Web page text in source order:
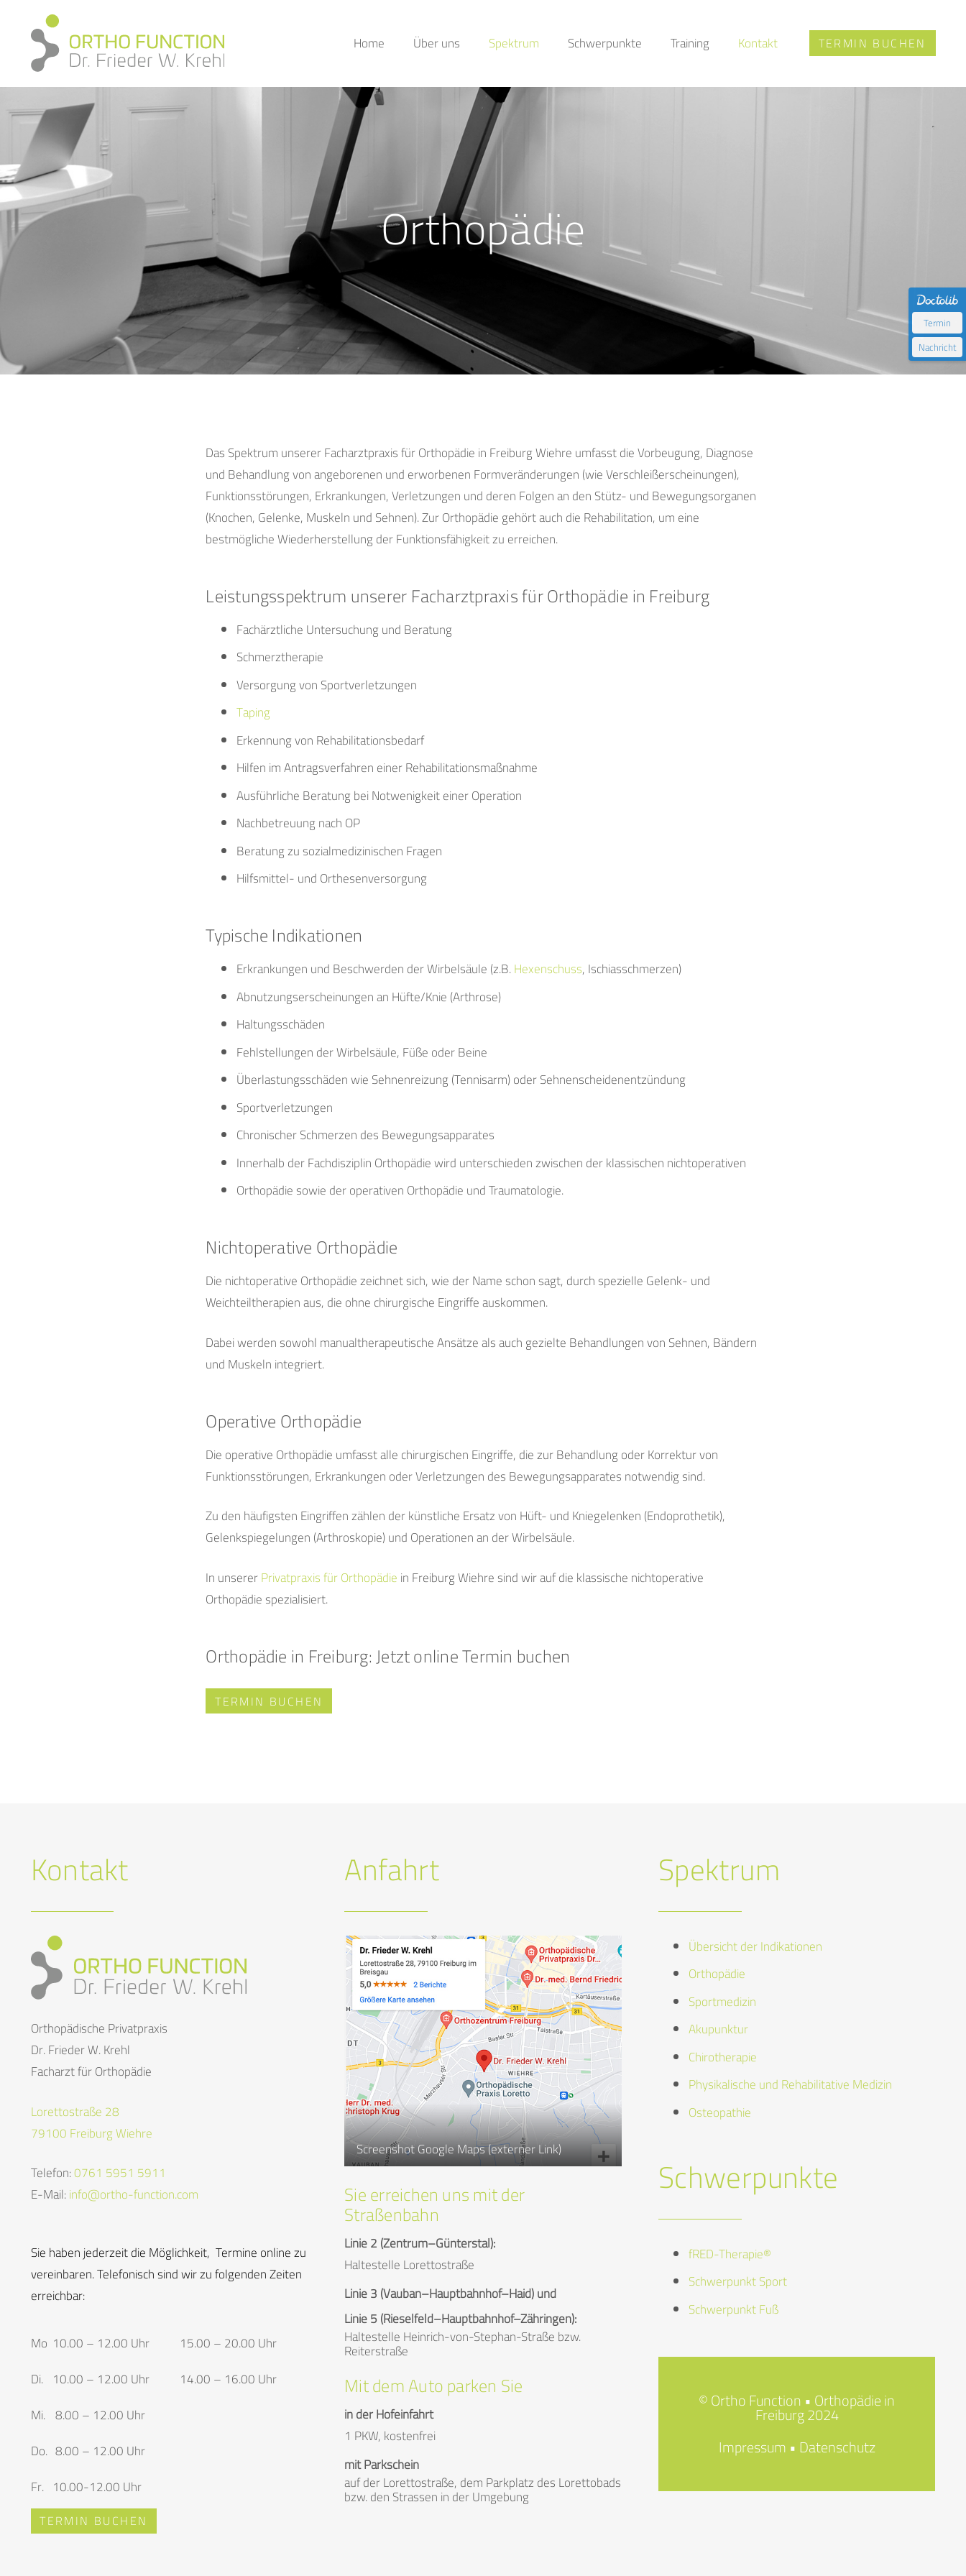
Home Über uns Spektrum Schwerpunkte Training Kontakt TERMIN BUCHEN
Orthopädie
Das Spektrum unserer Facharztpraxis für Orthopädie in Freiburg Wiehre umfasst die Vorbeugung, Diagnose
und Behandlung von angeborenen und erworbenen Formveränderungen (wie Verschleißerscheinungen),
Funktionsstörungen, Erkrankungen, Verletzungen und deren Folgen an den Stütz- und Bewegungsorganen
(Knochen, Gelenke, Muskeln und Sehnen). Zur Orthopädie gehört auch die Rehabilitation, um eine
bestmögliche Wiederherstellung der Funktionsfähigkeit zu erreichen.
Leistungsspektrum unserer Facharztpraxis für Orthopädie in Freiburg
Fachärztliche Untersuchung und Beratung
Schmerztherapie
Versorgung von Sportverletzungen
Taping
Erkennung von Rehabilitationsbedarf
Hilfen im Antragsverfahren einer Rehabilitationsmaßnahme
Ausführliche Beratung bei Notwenigkeit einer Operation
Nachbetreuung nach OP
Beratung zu sozialmedizinischen Fragen
Hilfsmittel- und Orthesenversorgung
Typische Indikationen
Erkrankungen und Beschwerden der Wirbelsäule (z.B.Hexenschuss, Ischiasschmerzen)
Abnutzungserscheinungen an Hüfte/Knie (Arthrose)
Haltungsschäden
Fehlstellungen der Wirbelsäule, Füße oder Beine
Überlastungsschäden wie Sehnenreizung (Tennisarm) oder Sehnenscheidenentzündung
Sportverletzungen
Chronischer Schmerzen des Bewegungsapparates
Innerhalb der Fachdisziplin Orthopädie wird unterschieden zwischen der klassischen nichtoperativen
Orthopädie sowie der operativen Orthopädie und Traumatologie.
Nichtoperative Orthopädie
Die nichtoperative Orthopädie zeichnet sich, wie der Name schon sagt, durch spezielle Gelenk- und
Weichteiltherapien aus, die ohne chirurgische Eingriffe auskommen.
Dabei werden sowohl manualtherapeutische Ansätze als auch gezielte Behandlungen von Sehnen, Bändern
und Muskeln integriert.
Operative Orthopädie
Die operative Orthopädie umfasst alle chirurgischen Eingriffe, die zur Behandlung oder Korrektur von
Funktionsstörungen, Erkrankungen oder Verletzungen des Bewegungsapparates notwendig sind.
Zu den häufigsten Eingriffen zählen der künstliche Ersatz von Hüft- und Kniegelenken (Endoprothetik),
Gelenkspiegelungen (Arthroskopie) und Operationen an der Wirbelsäule.
In unsererPrivatpraxis für Orthopädiein Freiburg Wiehre sind wir auf die klassische nichtoperative
Orthopädie spezialisiert.
Orthopädie in Freiburg: Jetzt online Termin buchen
TERMIN BUCHEN
Kontakt
Orthopädische Privatpraxis
Dr. Frieder W. Krehl
Facharzt für Orthopädie
Lorettostraße 28
79100 Freiburg Wiehre
Telefon:0761 5951 5911
E-Mail:info@ortho-function.com
Sie haben jederzeit die Möglichkeit, Termine online zu
vereinbaren. Telefonisch sind wir zu folgenden Zeiten
erreichbar:
Mo 10.00 – 12.00 Uhr
15.00 – 20.00 Uhr
Di. 10.00 – 12.00 Uhr
14.00 – 16.00 Uhr
Mi. 8.00 – 12.00 Uhr
Do. 8.00 – 12.00 Uhr
Fr. 10.00-12.00 Uhr
TERMIN BUCHEN
Anfahrt
Screenshot Google Maps (externer Link)
Sie erreichen uns mit der
Straßenbahn
Linie 2 (Zentrum–Günterstal):
Haltestelle Lorettostraße
Linie 3 (Vauban–Hauptbahnhof–Haid) und
Linie 5 (Rieselfeld–Hauptbahnhof–Zähringen):
Haltestelle Heinrich-von-Stephan-Straße bzw.
Reiterstraße
Mit dem Auto parken Sie
in der Hofeinfahrt
1 PKW, kostenfrei
mit Parkschein
auf der Lorettostraße, dem Parkplatz des Lorettobads
bzw. den Strassen in der Umgebung
Spektrum
Übersicht der Indikationen
Orthopädie
Sportmedizin
Akupunktur
Chirotherapie
Physikalische und Rehabilitative Medizin
Osteopathie
Schwerpunkte
fRED-Therapie®
Schwerpunkt Sport
Schwerpunkt Fuß
© Ortho Function • Orthopädie in
Freiburg 2024
Impressum•Datenschutz
Termin
Nachricht